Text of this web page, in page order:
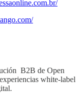
B2B de Open
white-label